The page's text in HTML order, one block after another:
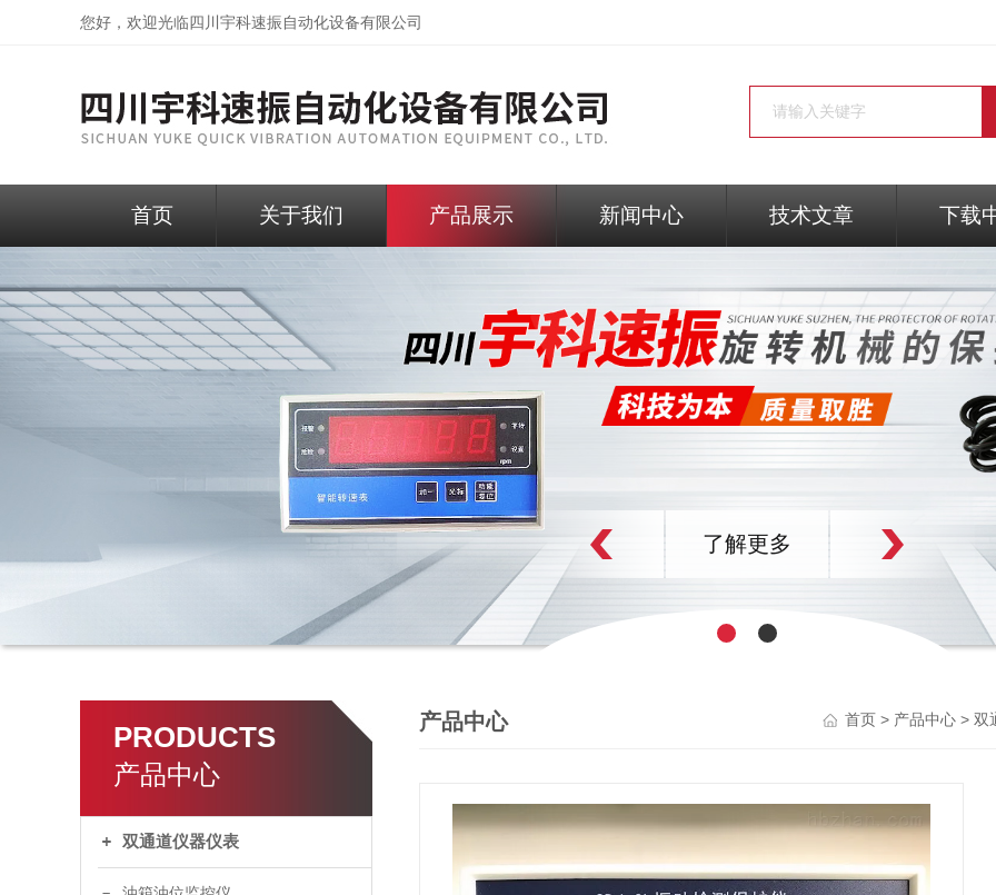
您好，欢迎光临 四川宇科速振自动化设备有限公司
首页 关于我们 产品展示 新闻中心 技术文章 下载
了解更多
PRODUCTS
产品中心
双通道仪器仪表
产品中心 首页 > 产品中心 > 双